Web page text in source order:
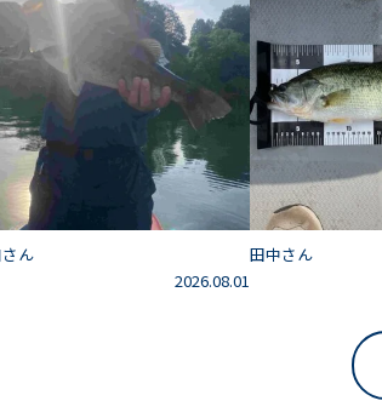
ん
2026.08.01
田中さん